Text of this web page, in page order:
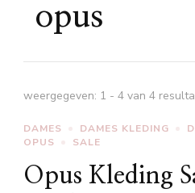
opus
weergegeven: 1 - 4 van 4
DAMES DAMES KLEDING
OPUS
SALE
Opus Kleding